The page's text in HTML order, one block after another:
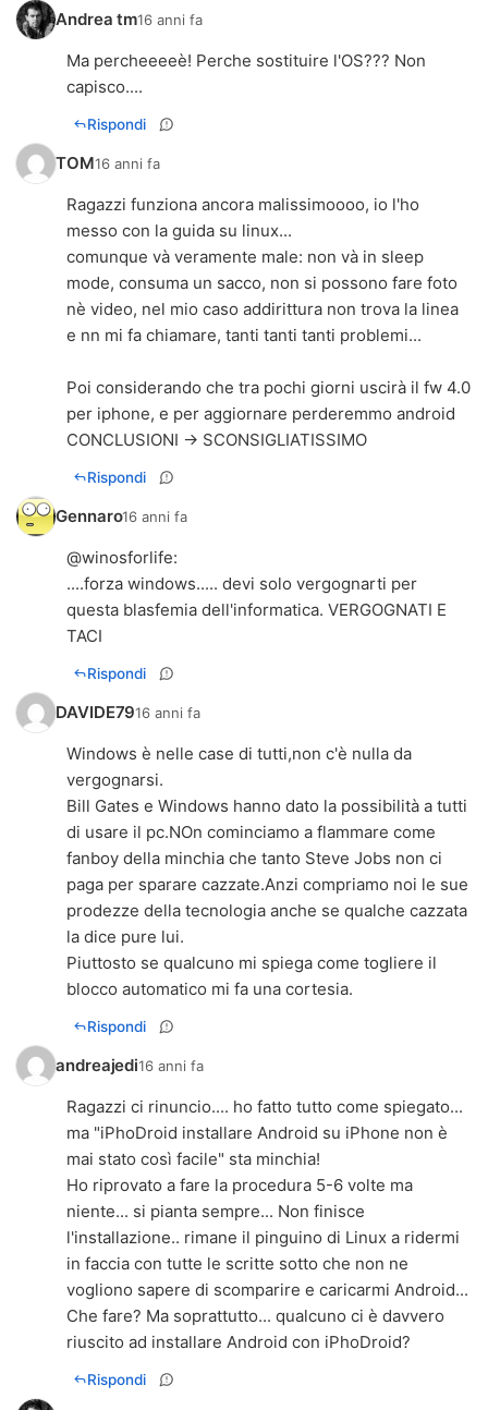
Andrea tm16 anni fa
Ma percheeeeè! Perche sostituire l'OS??? Non
capisco....
Rispondi
TOM16 anni fa
Ragazzi funziona ancora malissimoooo, io l'ho
messo con la guida su linux...
comunque và veramente male: non và in sleep
mode, consuma un sacco, non si possono fare foto
nè video, nel mio caso addirittura non trova la linea
e nn mi fa chiamare, tanti tanti tanti problemi...
Poi considerando che tra pochi giorni uscirà il fw 4.0
per iphone, e per aggiornare perderemmo android
CONCLUSIONI -> SCONSIGLIATISSIMO
Rispondi
Gennaro16 anni fa
@winosforlife:
....forza windows..... devi solo vergognarti per
questa blasfemia dell'informatica. VERGOGNATI E
TACI
Rispondi
DAVIDE7916 anni fa
Windows è nelle case di tutti,non c'è nulla da
vergognarsi.
Bill Gates e Windows hanno dato la possibilità a tutti
di usare il pc.NOn cominciamo a flammare come
fanboy della minchia che tanto Steve Jobs non ci
paga per sparare cazzate.Anzi compriamo noi le sue
prodezze della tecnologia anche se qualche cazzata
la dice pure lui.
Piuttosto se qualcuno mi spiega come togliere il
blocco automatico mi fa una cortesia.
Rispondi
andreajedi16 anni fa
Ragazzi ci rinuncio.... ho fatto tutto come spiegato...
ma "iPhoDroid installare Android su iPhone non è
mai stato così facile" sta minchia!
Ho riprovato a fare la procedura 5-6 volte ma
niente... si pianta sempre... Non finisce
l'installazione.. rimane il pinguino di Linux a ridermi
in faccia con tutte le scritte sotto che non ne
vogliono sapere di scomparire e caricarmi Android...
Che fare? Ma soprattutto... qualcuno ci è davvero
riuscito ad installare Android con iPhoDroid?
Rispondi